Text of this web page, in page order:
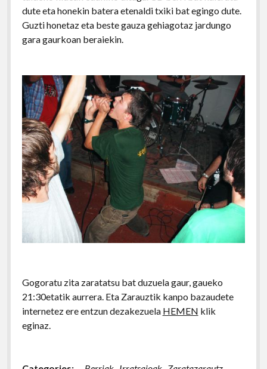
dute eta honekin batera etenaldi txiki bat egingo dute.
Guzti honetaz eta beste gauza gehiagotaz jardungo
gara gaurkoan beraiekin.
Gogoratu zita zaratatsu bat duzuela gaur, gaueko
21:30etatik aurrera. Eta Zarauztik kanpo bazaudete
internetez ere entzun dezakezuela HEMEN klik
eginaz.